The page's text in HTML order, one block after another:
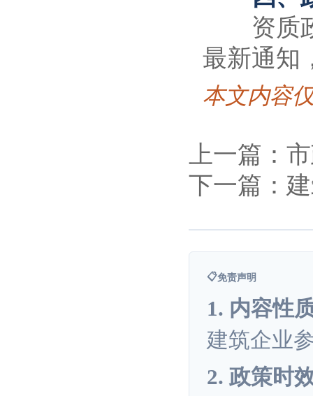
资质政
最新通知
本文内容
上一篇：
下一篇：
📋免责声明
1. 内容性
建筑企业
2. 政策时